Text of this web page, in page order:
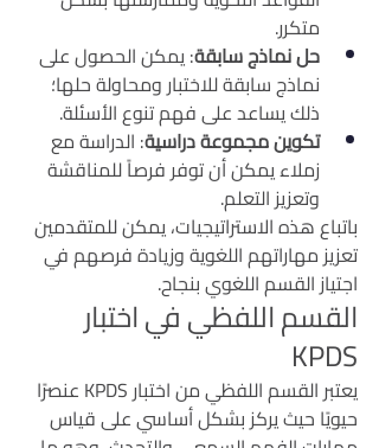
متكرر.
حل نماذج سابقة: يمكن الحصول على
نماذج سابقة للاختبار ومحاولة حلها؛
ذلك يساعد على فهم تنوع الأسئلة.
تكوين مجموعة دراسية: الدراسة مع
زملاء يمكن أن توفر فرصاً للمناقشة
وتعزيز التعلم.
باتباع هذه الاستراتيجيات، يمكن للمتقدمين
تعزيز مهاراتهم اللغوية وزيادة فرصهم في
اجتياز القسم اللغوي بنجاح.
القسم اللفظي في اختبار
KPDS
يعتبر القسم اللفظي من اختبار KPDS عنصرًا
حيويًا حيث يركز بشكل أساسي على قياس